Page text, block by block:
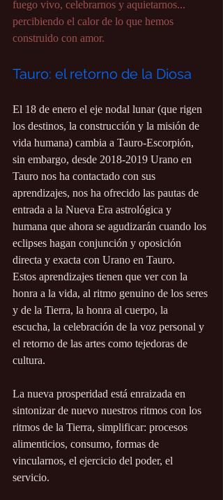
fuego vivo, celebrarnos y aquietarnos...
percibiendo el calor de lo que hemos
construido con amor.
Tauro: el retorno de la Diosa
El 18 de enero el eje nodal lunar (que rigen
los destinos, la construcción y la misión de
vida humana) cambia a Tauro-Escorpión,
sin embargo, desde 2018-2019 Urano en
Tauro nos ha contactado con sus
aprendizajes, nos ha ofrecido las pautas de
entrada a la Nueva Era astrológica y
humana que ahora se agudizarán cuando los
eclipses hagan conjunción y oposición
directa y exacta con Urano en Tauro.
Estos aprendizajes tienen que ver con la
honra a la vida, al ritmo genuino de los seres
y de la Tierra, la honra al cuerpo, la
escucha, la celebración de la voz personal y
el retorno de las artes como tejedoras de
cultura.
La nueva prosperidad está enraizada en
sintonizar de nuevo nuestros ritmos con los
ritmos de la Tierra, simplificar: procesos
alimenticios, consumo, formas de
vincularnos, el ejercicio del poder, el
servicio.